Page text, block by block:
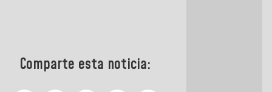
Comparte esta noticia: